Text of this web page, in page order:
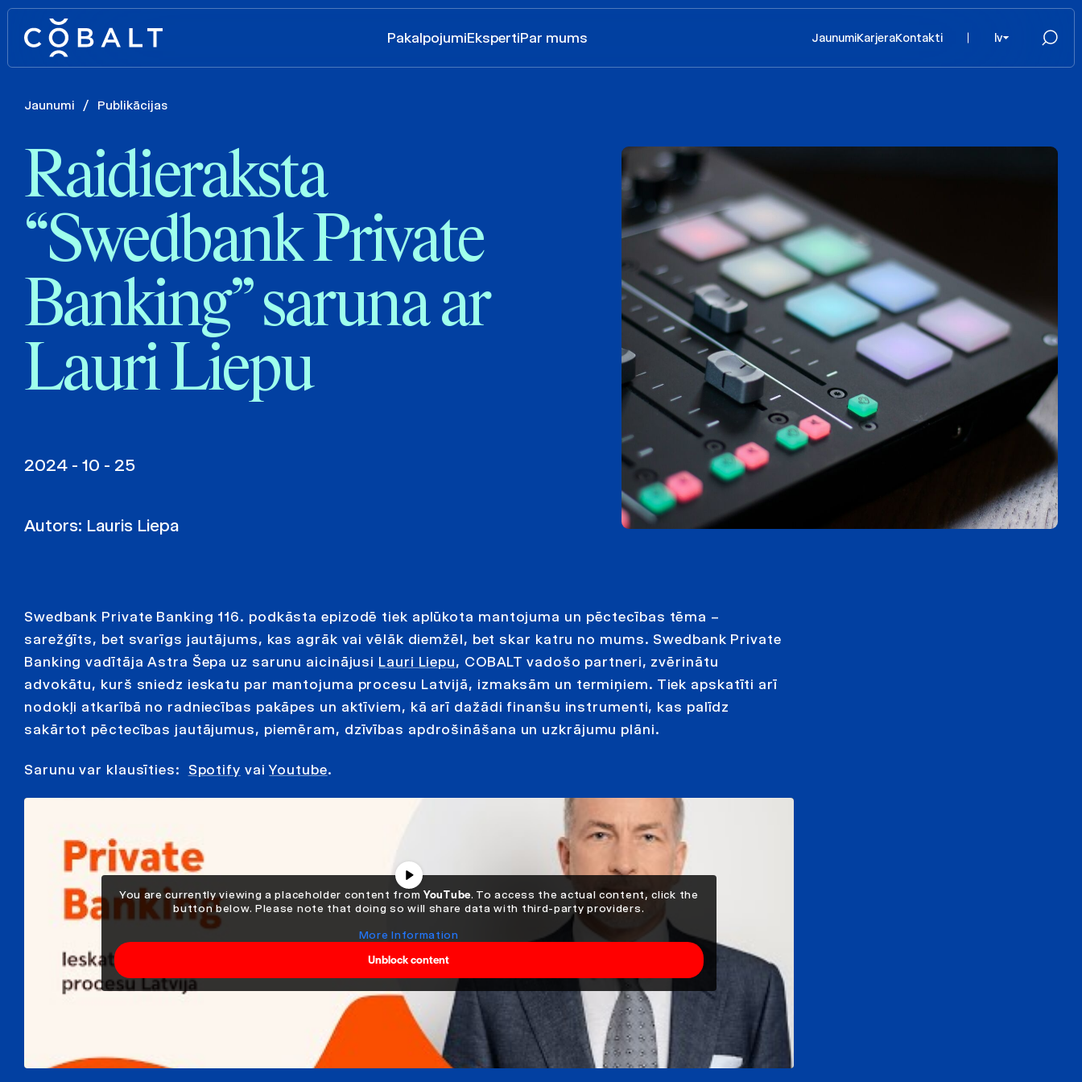
PakalpojumiEkspertiPar mums JaunumiKarjeraKontakti lv
Jaunumi / Publikācijas
Raidieraksta
“Swedbank Private
Banking” saruna ar
Lauri Liepu
2024 - 10 - 25
Autors: Lauris Liepa
Swedbank Private Banking 116. podkāsta epizodē tiek aplūkota mantojuma un pēctecības tēma –
sarežģīts, bet svarīgs jautājums, kas agrāk vai vēlāk diemžēl, bet skar katru no mums. Swedbank Private
Banking vadītāja Astra Šepa uz sarunu aicinājusi Lauri Liepu, COBALT vadošo partneri, zvērinātu
advokātu, kurš sniedz ieskatu par mantojuma procesu Latvijā, izmaksām un termiņiem. Tiek apskatīti arī
nodokļi atkarībā no radniecības pakāpes un aktīviem, kā arī dažādi finanšu instrumenti, kas palīdz
sakārtot pēctecības jautājumus, piemēram, dzīvības apdrošināšana un uzkrājumu plāni.
Sarunu var klausīties: Spotify vaiYoutube.
You are currently viewing a placeholder content from YouTube. To access the actual content, click the
button below. Please note that doing so will share data with third-party providers.
More Information
Unblock content